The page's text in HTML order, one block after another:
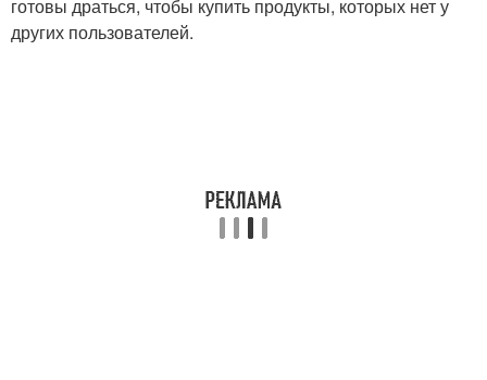
готовы драться, чтобы купить продукты, которых нет у
других пользователей.